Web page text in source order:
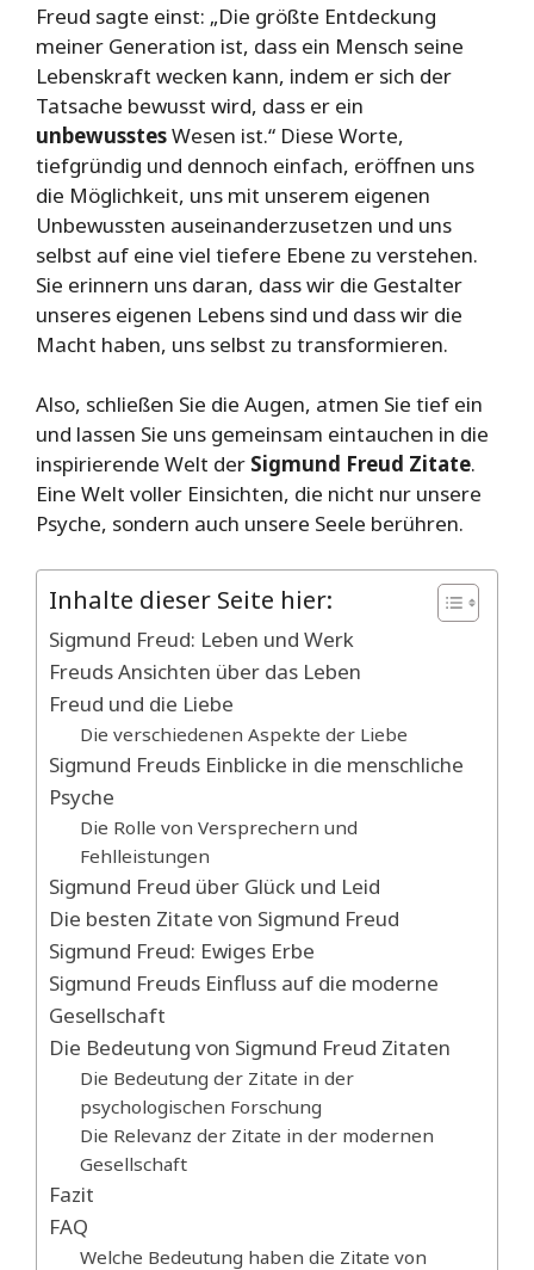
Freud sagte einst: „Die größte Entdeckung
meiner Generation ist, dass ein Mensch seine
Lebenskraft wecken kann, indem er sich der
Tatsache bewusst wird, dass er ein
unbewusstesWesen ist.“ Diese Worte,
tiefgründig und dennoch einfach, eröffnen uns
die Möglichkeit, uns mit unserem eigenen
Unbewussten auseinanderzusetzen und uns
selbst auf eine viel tiefere Ebene zu verstehen.
Sie erinnern uns daran, dass wir die Gestalter
unseres eigenen Lebens sind und dass wir die
Macht haben, uns selbst zu transformieren.
Also, schließen Sie die Augen, atmen Sie tief ein
und lassen Sie uns gemeinsam eintauchen in die
inspirierende Welt der Sigmund Freud Zitate.
Eine Welt voller Einsichten, die nicht nur unsere
Psyche, sondern auch unsere Seele berühren.
Inhalte dieser Seite hier:
Sigmund Freud: Leben und Werk
Freuds Ansichten über das Leben
Freud und die Liebe
Die verschiedenen Aspekte der Liebe
Sigmund Freuds Einblicke in die menschliche
Psyche
Die Rolle von Versprechern und
Fehlleistungen
Sigmund Freud über Glück und Leid
Die besten Zitate von Sigmund Freud
Sigmund Freud: Ewiges Erbe
Sigmund Freuds Einfluss auf die moderne
Gesellschaft
Die Bedeutung von Sigmund Freud Zitaten
Die Bedeutung der Zitate in der
psychologischen Forschung
Die Relevanz der Zitate in der modernen
Gesellschaft
Fazit
FAQ
Welche Bedeutung haben die Zitate von